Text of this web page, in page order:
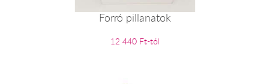
Forró pillanatok
12 440 Ft-tól